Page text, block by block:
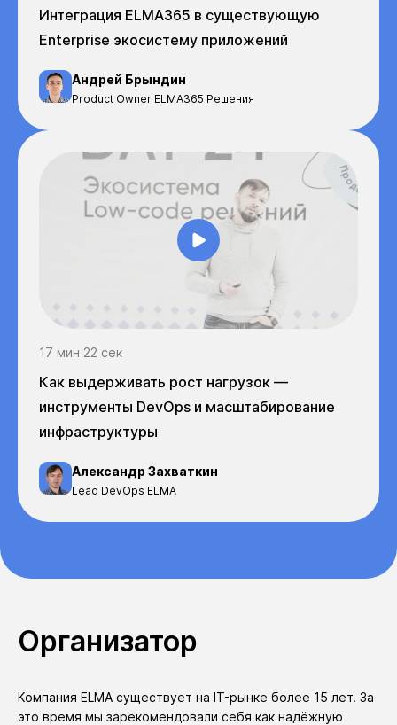
Интеграция ELMA365 в существующую
Enterprise экосистему приложений
Андрей Брындин
Product Owner ELMA365 Решения
17 мин 22 сек
Как выдерживать рост нагрузок —
инструменты DevOps и масштабирование
инфраструктуры
Александр Захваткин
Lead DevOps ELMA
Организатор
Компания ELMA существует на IT-рынке более 15 лет. За
это время мы зарекомендовали себя как надёжную